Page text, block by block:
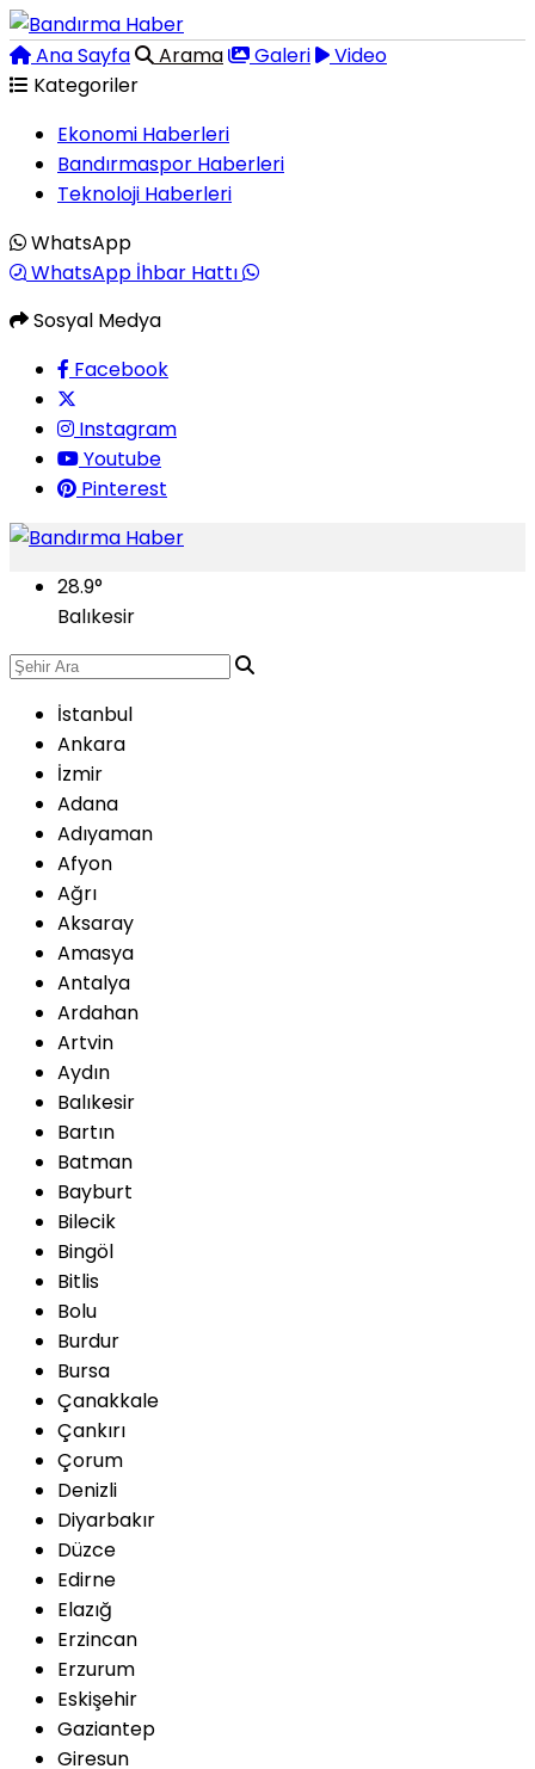
Ana Sayfa Arama Galeri
Video
Kategoriler
Ekonomi Haberleri
Bandırmaspor Haberleri
Teknoloji Haberleri
WhatsApp
WhatsApp İhbar Hattı
Sosyal Medya
Facebook
Instagram
Youtube
Pinterest
28.9°
Balıkesir
İstanbul
Ankara
İzmir
Adana
Adıyaman
Afyon
Ağrı
Aksaray
Amasya
Antalya
Ardahan
Artvin
Aydın
Balıkesir
Bartın
Batman
Bayburt
Bilecik
Bingöl
Bitlis
Bolu
Burdur
Bursa
Çanakkale
Çankırı
Çorum
Denizli
Diyarbakır
Düzce
Edirne
Elazığ
Erzincan
Erzurum
Eskişehir
Gaziantep
Giresun